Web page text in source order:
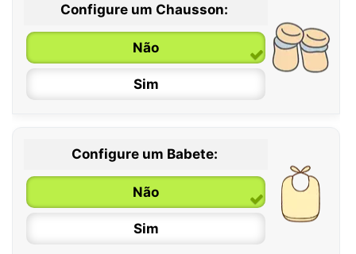
0 / 6 meses
6 / 12 meses
12 / 18 meses
Configure um Chausson:
Não
Sim
Configure um Babete:
Não
Sim